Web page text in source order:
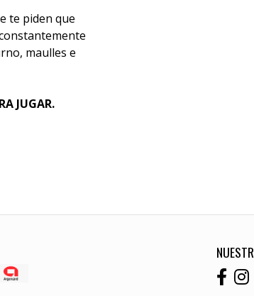
te piden que
maulles e
JUGAR.